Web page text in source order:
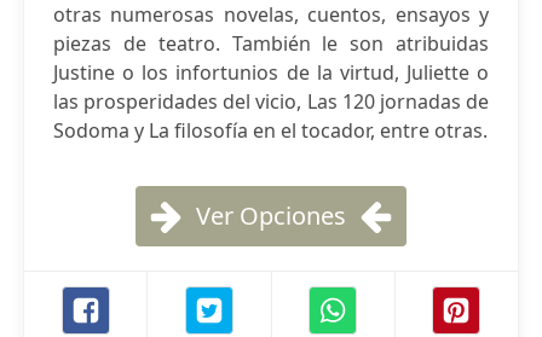
otras numerosas novelas, cuentos, ensayos y
piezas de teatro. También le son atribuidas
Justine o los infortunios de la virtud, Juliette o
las prosperidades del vicio, Las 120 jornadas de
Sodoma y La filosofía en el tocador, entre otras.
Ver Opciones